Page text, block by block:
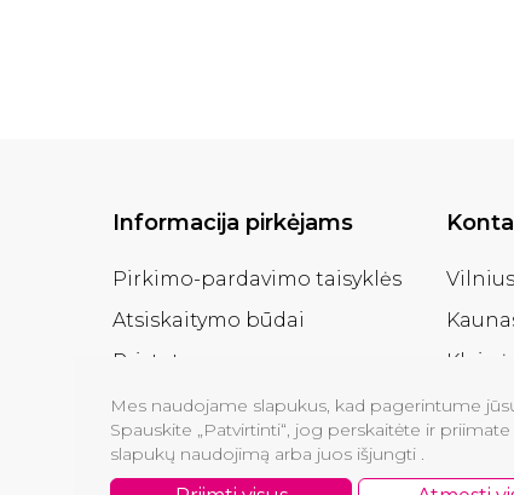
Informacija pirkėjams
Pirkimo-pardavimo taisyklės
Atsiskaitymo būdai
Pristatymas
Garantijos ir sprendimai
Lojalumo programa
Vilnius
Mes naudojame slapukus, kad pagerintume
Spauskite „Patvirtinti“, jog perskaitėte ir
slapukų naudojimą arba juos išjungti .